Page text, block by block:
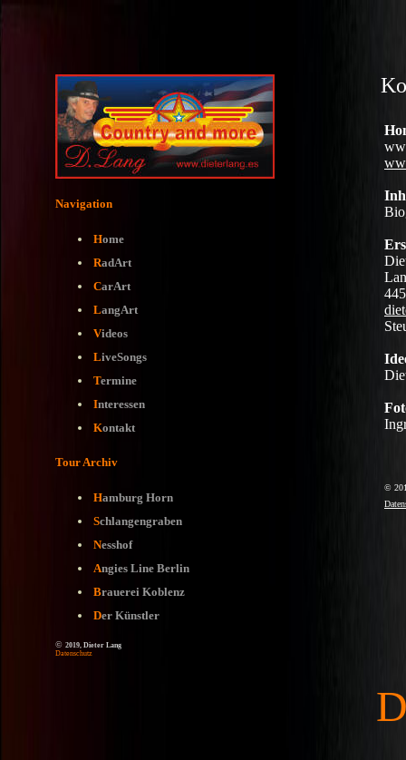
Navigation
Home
RadArt
CarArt
LangArt
Videos
LiveSongs
Termine
Interessen
Kontakt
Tour Archiv
Hamburg Horn
Schlangengraben
Nesshof
Angies Line Berlin
Brauerei Koblenz
Der Künstler
© 2019, Dieter Lang
Datenschutz